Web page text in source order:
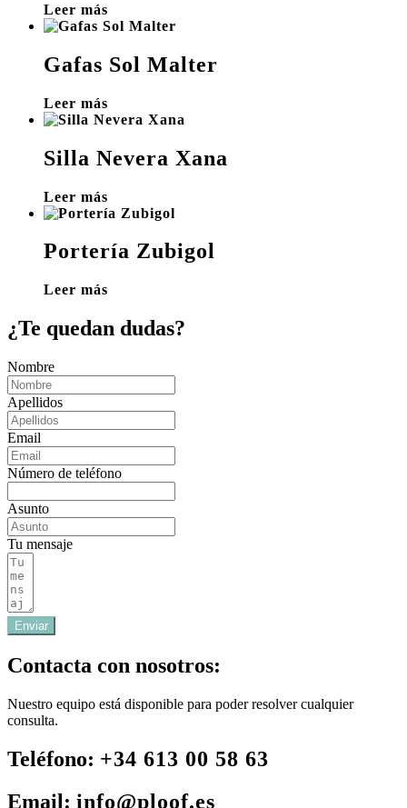
Leer más
Gafas Sol Malter
Leer más
Silla Nevera Xana
Leer más
Portería Zubigol
Leer más
¿Te quedan dudas?
Nombre
Apellidos
Email
Número de teléfono
Asunto
Tu mensaje
Enviar
Contacta con nosotros:
Nuestro equipo está disponible para poder resolver cualquier
consulta.
Teléfono: +34 613 00 58 63
Email: info@ploof.es